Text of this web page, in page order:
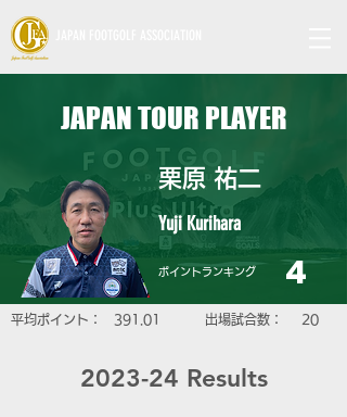
JAPAN TOUR PLAYER
栗原 祐二
Yuji Kurihara
​ポイントランキング 4
​平均ポイント： 391.01 ​出場試合数： 20
2023-24 Results